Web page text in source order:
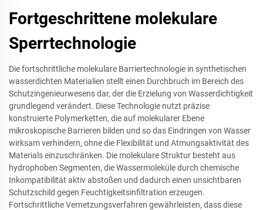
Fortgeschrittene molekulare
Sperrtechnologie
Die fortschrittliche molekulare Barriertechnologie in synthetischen
wasserdichten Materialien stellt einen Durchbruch im Bereich des
Schutzingenieurwesens dar, der die Erzielung von Wasserdichtigkeit
grundlegend verändert. Diese Technologie nutzt präzise
konstruierte Polymerketten, die auf molekularer Ebene
mikroskopische Barrieren bilden und so das Eindringen von Wasser
wirksam verhindern, ohne die Flexibilität und Atmungsaktivität des
Materials einzuschränken. Die molekulare Struktur besteht aus
hydrophoben Segmenten, die Wassermoleküle durch chemische
Inkompatibilität aktiv abstoßen und dadurch einen unsichtbaren
Schutzschild gegen Feuchtigkeitsinfiltration erzeugen.
Fortschrittliche Vernetzungsverfahren gewährleisten, dass diese